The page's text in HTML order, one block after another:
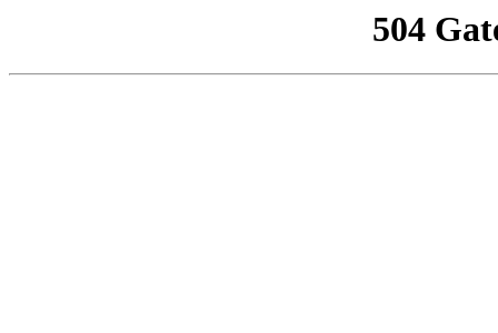
504